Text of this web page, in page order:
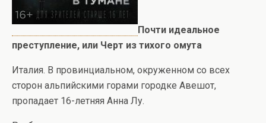
Почти идеальное
преступление, или Черт из тихого омута
Италия. В провинциальном, окруженном со всех
сторон альпийскими горами городке Авешот,
пропадает 16-летняя Анна Лу.